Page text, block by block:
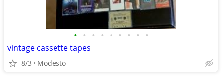
• • • • • • • • •
vintage cassette tapes
8/3 Modesto